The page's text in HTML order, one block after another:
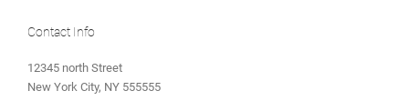
Contact Info
12345 north Street
New York City, NY 555555